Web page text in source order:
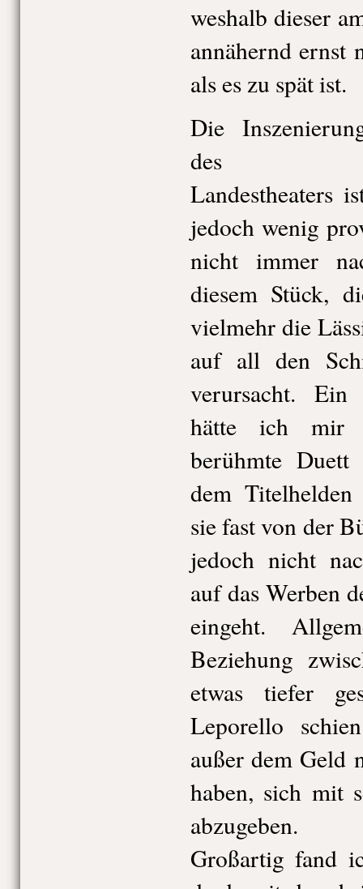
weshalb dieser
annähernd ernst
als es zu spät ist.
Die
des
Landestheaters
jedoch wenig
nicht immer
diesem Stück,
vielmehr die
auf all den
verursacht. Ein
hätte ich mir
berühmte
dem
sie fast von der
jedoch nicht
auf das Werben
eingeht.
Beziehung
etwas tiefer
Leporello
außer dem
haben, sich mit
abzugeben.
Großartig fand